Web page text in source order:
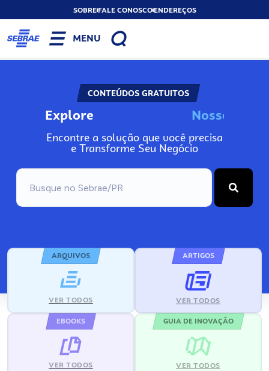
SOBREFALE CONOSCOENDEREÇOS
MENU
CONTEÚDOS GRATUITOS
Explore Nosso
Encontre a solução que você precisa
e Transforme Seu Negócio
ARQUIVOS
VER TODOS
ARTIGOS
VER TODOS
EBOOKS
VER TODOS
GUIA DE INOVAÇÃO
VER TODOS